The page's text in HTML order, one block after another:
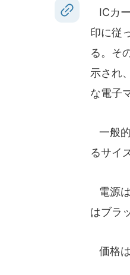
ICカ
印に従
る。そ
示され
な電子
一般
るサイ
電源
はブラ
価格